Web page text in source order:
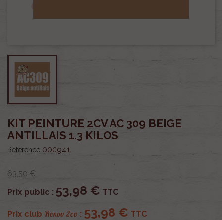
KIT PEINTURE 2CV AC 309 BEIGE
ANTILLAIS 1.3 KILOS
Référence 000941
63,50 €
Prix public : 53,98 € TTC
Prix club Renov 2cv : 53,98 € TTC